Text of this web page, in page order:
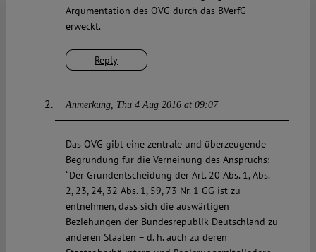
Reply
Argumentation des OVG durch das BVerfG
erweckt.
Anmerkung Thu 4 Aug 2016 at 09:07
Das OVG gibt eine zentrale und überzeugende
Begründung für die Verneinung des Anspruchs:
“Der Grundentscheidung der Art. 20 Abs. 1, Abs.
2, 23, 24, 32 Abs. 1, 59, 73 Nr. 1 GG ist zu
entnehmen, dass sich die auswärtigen
Beziehungen der Bundesrepublik Deutschland zu
anderen Staaten – d. h. auch zu deren